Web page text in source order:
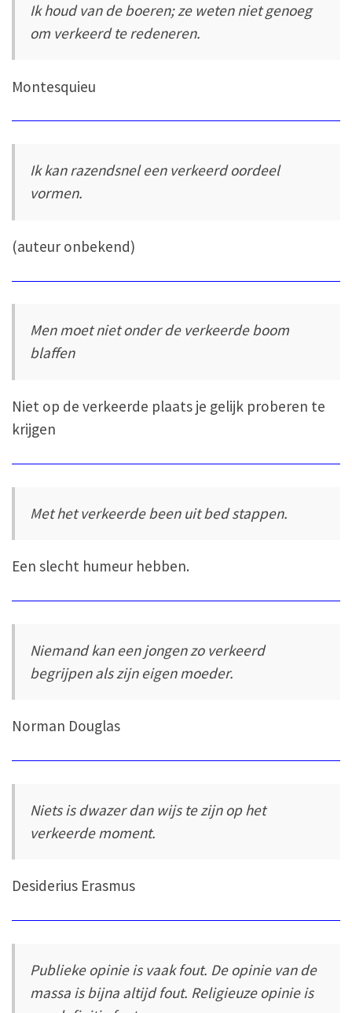
Ik houd van de boeren; ze weten niet genoeg
om verkeerd te redeneren.
Montesquieu
Ik kan razendsnel een verkeerd oordeel
vormen.
(auteur onbekend)
Men moet niet onder de verkeerde boom
blaffen
Niet op de verkeerde plaats je gelijk proberen te
krijgen
Met het verkeerde been uit bed stappen.
Een slecht humeur hebben.
Niemand kan een jongen zo verkeerd
begrijpen als zijn eigen moeder.
Norman Douglas
Niets is dwazer dan wijs te zijn op het
verkeerde moment.
Desiderius Erasmus
Publieke opinie is vaak fout. De opinie van de
massa is bijna altijd fout. Religieuze opinie is